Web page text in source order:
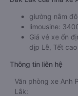
giường nằm
limousine:
Giá vé xe ổn
dịp Lễ, Tết
Thông tin liên hệ
Văn phòng xe Anh
Lắk: